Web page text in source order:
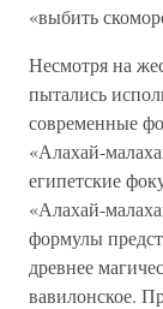
«выбить
Несмотря на
пытались
современные
«Алахай-
египетские
«Алахай-
формулы
древнее
вавилонское.